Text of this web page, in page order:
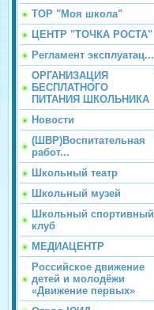
ТОР "Моя школа"
ЦЕНТР "ТОЧКА РОСТА"
Регламент эксплуатац...
ОРГАНИЗАЦИЯ
БЕСПЛАТНОГО
ПИТАНИЯ ШКОЛЬНИКА
Новости
(ШВР)Воспитательная
работ...
Школьный театр
Школьный музей
Школьный спортивный
клуб
МЕДИАЦЕНТР
Российское движение
детей и молодёжи
«Движение первых»